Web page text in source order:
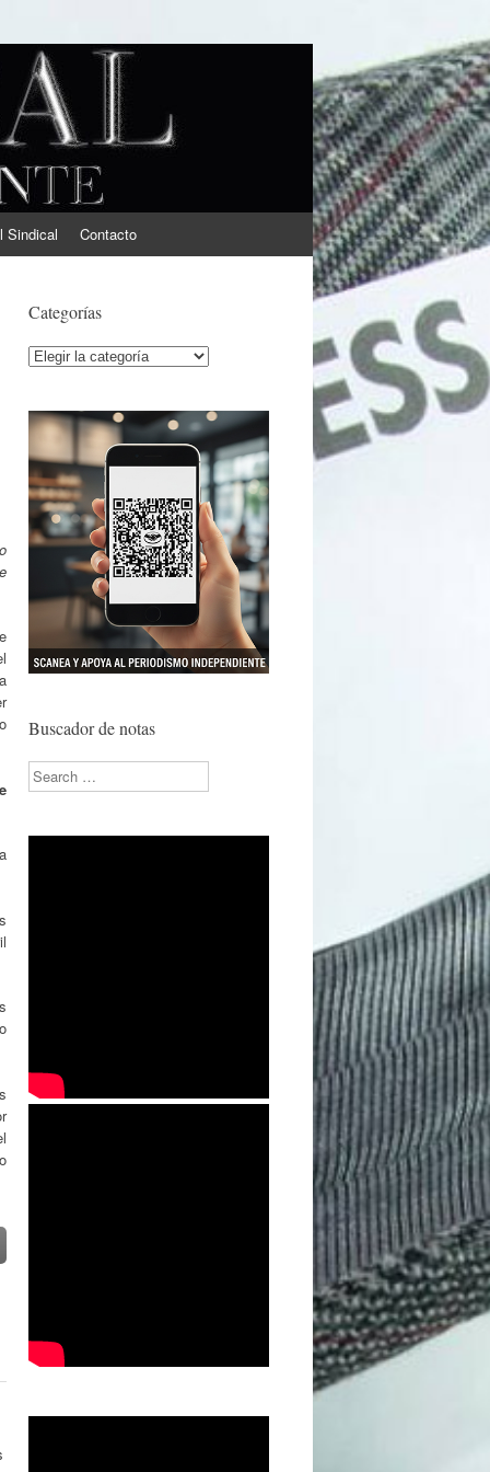
Sindical Contacto
Categorías
Categorías
Buscador de notas
Search